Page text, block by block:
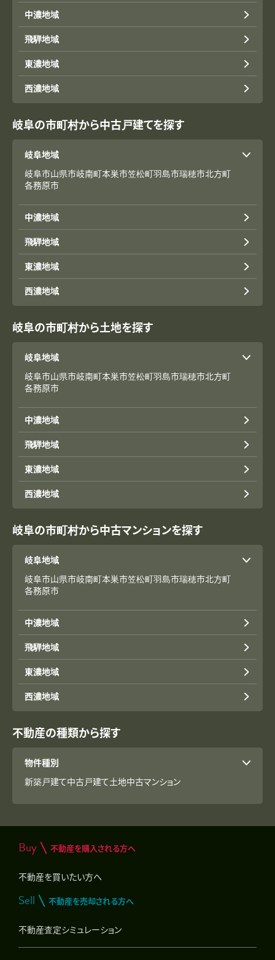
中濃地域
飛騨地域
東濃地域
西濃地域
岐阜の市町村から中古戸建てを探す
岐阜地域
岐阜市山県市岐南町本巣市笠松町羽島市瑞穂市北方町
各務原市
中濃地域
飛騨地域
東濃地域
西濃地域
岐阜の市町村から土地を探す
岐阜地域
岐阜市山県市岐南町本巣市笠松町羽島市瑞穂市北方町
各務原市
中濃地域
飛騨地域
東濃地域
西濃地域
岐阜の市町村から中古マンションを探す
岐阜地域
岐阜市山県市岐南町本巣市笠松町羽島市瑞穂市北方町
各務原市
中濃地域
飛騨地域
東濃地域
西濃地域
不動産の種類から探す
物件種別
新築戸建て中古戸建て土地中古マンション
Buy 不動産を購入される方へ
不動産を買いたい方へ
Sell 不動産を売却される方へ
不動産査定シミュレーション